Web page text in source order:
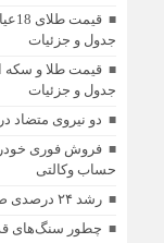
جدول و جزئیات
جدول و جزئیات
دو نیروی متضاد
حساب وکالتی
رشد ۲۴ درصدی صدور کارت‌های بازرگانی در گرگان
چطور سنگ‌های